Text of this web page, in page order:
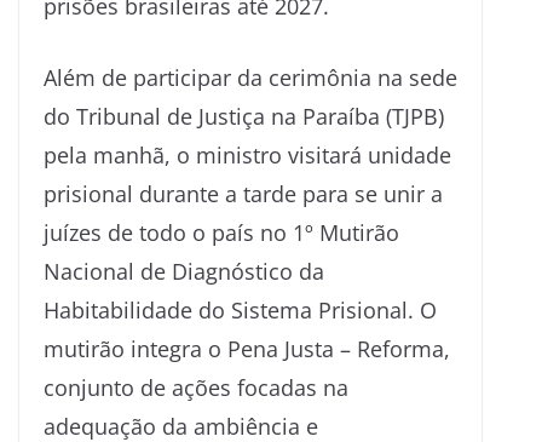
prisões brasileiras até 2027.
Além de participar da cerimônia na sede
do Tribunal de Justiça na Paraíba (TJPB)
pela manhã, o ministro visitará unidade
prisional durante a tarde para se unir a
juízes de todo o país no 1º Mutirão
Nacional de Diagnóstico da
Habitabilidade do Sistema Prisional. O
mutirão integra o Pena Justa – Reforma,
conjunto de ações focadas na
adequação da ambiência e